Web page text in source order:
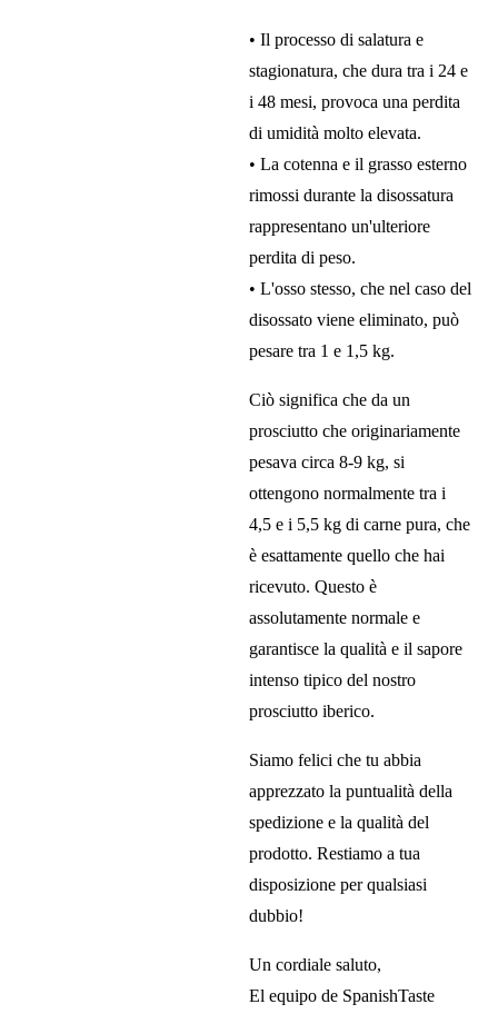
• Il processo di salatura e
stagionatura, che dura tra i 24 e
i 48 mesi, provoca una perdita
di umidità molto elevata.
• La cotenna e il grasso esterno
rimossi durante la disossatura
rappresentano un'ulteriore
perdita di peso.
• L'osso stesso, che nel caso del
disossato viene eliminato, può
pesare tra 1 e 1,5 kg.
Ciò significa che da un
prosciutto che originariamente
pesava circa 8-9 kg, si
ottengono normalmente tra i
4,5 e i 5,5 kg di carne pura, che
è esattamente quello che hai
ricevuto. Questo è
assolutamente normale e
garantisce la qualità e il sapore
intenso tipico del nostro
prosciutto iberico.
Siamo felici che tu abbia
apprezzato la puntualità della
spedizione e la qualità del
prodotto. Restiamo a tua
disposizione per qualsiasi
dubbio!
Un cordiale saluto,
El equipo de SpanishTaste